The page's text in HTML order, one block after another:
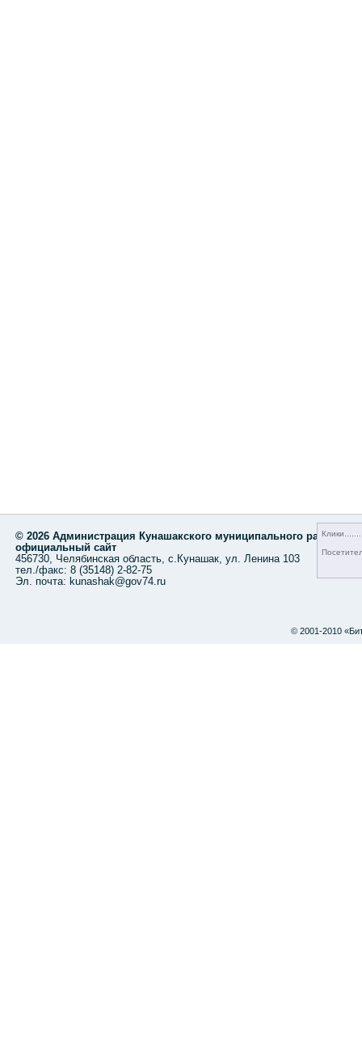
© 2026 Администрация Кунашакского муниципального района,
официальный сайт
456730, Челябинская область, с.Кунашак, ул. Ленина 103
тел./факс: 8 (35148) 2-82-75
Эл. почта: kunashak@gov74.ru
Клики
© 2001-2010